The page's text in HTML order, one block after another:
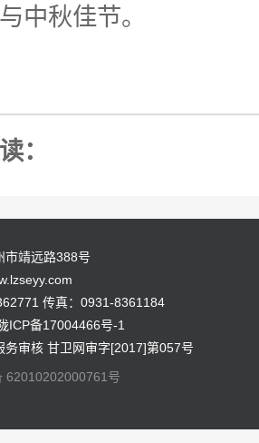
中秋佳节。
：
市靖远路388号
传真：0931-8361184
ICP备17004466号-1
务审核 甘卫网审字[2017]第057号
62010202000761号